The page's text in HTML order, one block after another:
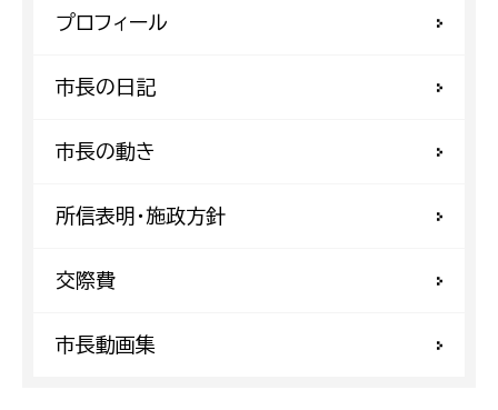
プロフィール
市長の日記
市長の動き
所信表明・施政方針
交際費
市長動画集